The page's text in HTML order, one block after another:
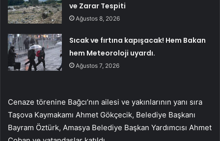
ve Zarar Tespiti
Ağustos 8, 2026
Sıcak ve fırtına kapışacak! Hem Bakan
hem Meteoroloji uyardı.
Ağustos 7, 2026
Cenaze törenine Bağcı’nın ailesi ve yakınlarının yanı sıra
Taşova Kaymakamı Ahmet Gökçecik, Belediye Başkanı
Bayram Öztürk, Amasya Belediye Başkan Yardımcısı Ahmet